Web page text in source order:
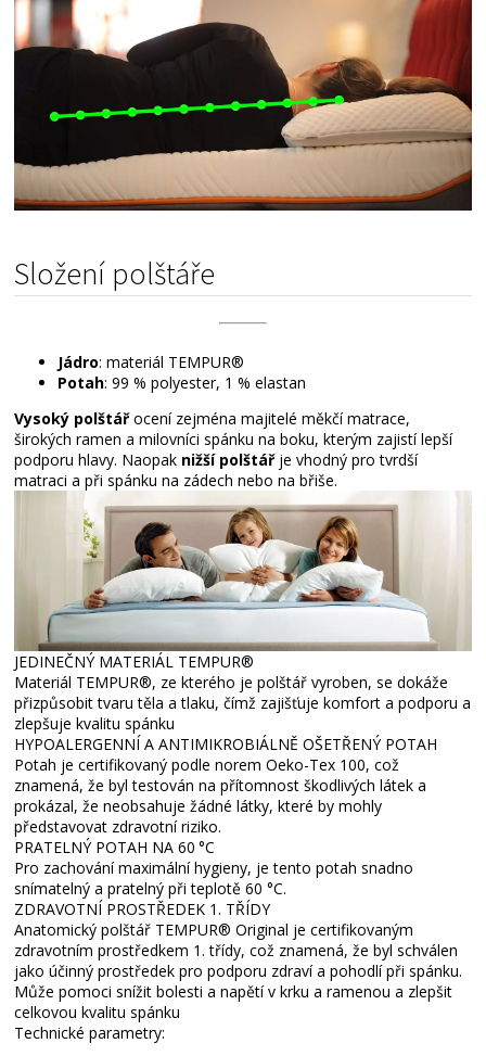
Složení polštáře
Jádro: materiál TEMPUR®
Potah: 99 % polyester, 1 % elastan
Vysoký polštářocení zejména majitelé měkčí matrace,
širokých ramen a milovníci spánku na boku, kterým zajistí lepší
podporu hlavy. Naopak nižší polštářje vhodný pro tvrdší
matraci a při spánku na zádech nebo na břiše.
JEDINEČNÝ MATERIÁL TEMPUR®
Materiál TEMPUR®, ze kterého je polštář vyroben, se dokáže
přizpůsobit tvaru těla a tlaku, čímž zajišťuje komfort a podporu a
zlepšuje kvalitu spánku
HYPOALERGENNÍ A ANTIMIKROBIÁLNĚ OŠETŘENÝ POTAH
Potah je certifikovaný podle norem Oeko-Tex 100, což
znamená, že byl testován na přítomnost škodlivých látek a
prokázal, že neobsahuje žádné látky, které by mohly
představovat zdravotní riziko.
PRATELNÝ POTAH NA 60 °C
Pro zachování maximální hygieny, je tento potah snadno
snímatelný a pratelný při teplotě 60 °C.
ZDRAVOTNÍ PROSTŘEDEK 1. TŘÍDY
Anatomický polštář TEMPUR® Original je certifikovaným
zdravotním prostředkem 1. třídy, což znamená, že byl schválen
jako účinný prostředek pro podporu zdraví a pohodlí při spánku.
Může pomoci snížit bolesti a napětí v krku a ramenou a zlepšit
celkovou kvalitu spánku
Technické parametry: